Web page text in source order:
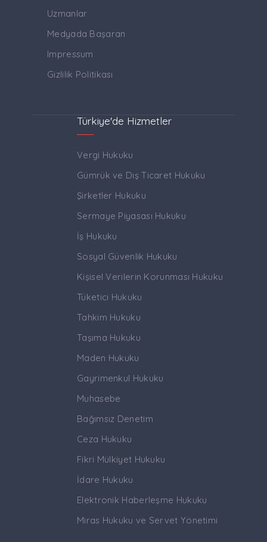
Uzmanlar
Medyada Başaran
Impressum
Gizlilik Politikası
Türkiye'de Hizmetler
Vergi Hukuku
Gümrük ve Dış Ticaret Hukuku
Şirketler Hukuku
Sermaye Piyasası Hukuku
İş Hukuku
Sosyal Güvenlik Hukuku
Kişisel Verilerin Korunması Hukuku
Tüketici Hukuku
Tahkim Hukuku
Taşıma Hukuku
Maden Hukuku
Gayrimenkul Hukuku
Muhasebe
Bağımsız Denetim
Ceza Hukuku
Fikri Mülkiyet Hukuku
İdare Hukuku
Elektronik Haberleşme Hukuku
Miras Hukuku ve Servet Yönetimi